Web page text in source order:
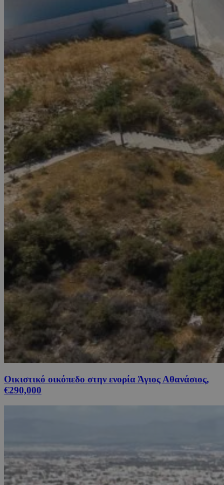
Οικιστικό οικόπεδο στην ενορία Άγιος Αθανάσιος,
€290,000